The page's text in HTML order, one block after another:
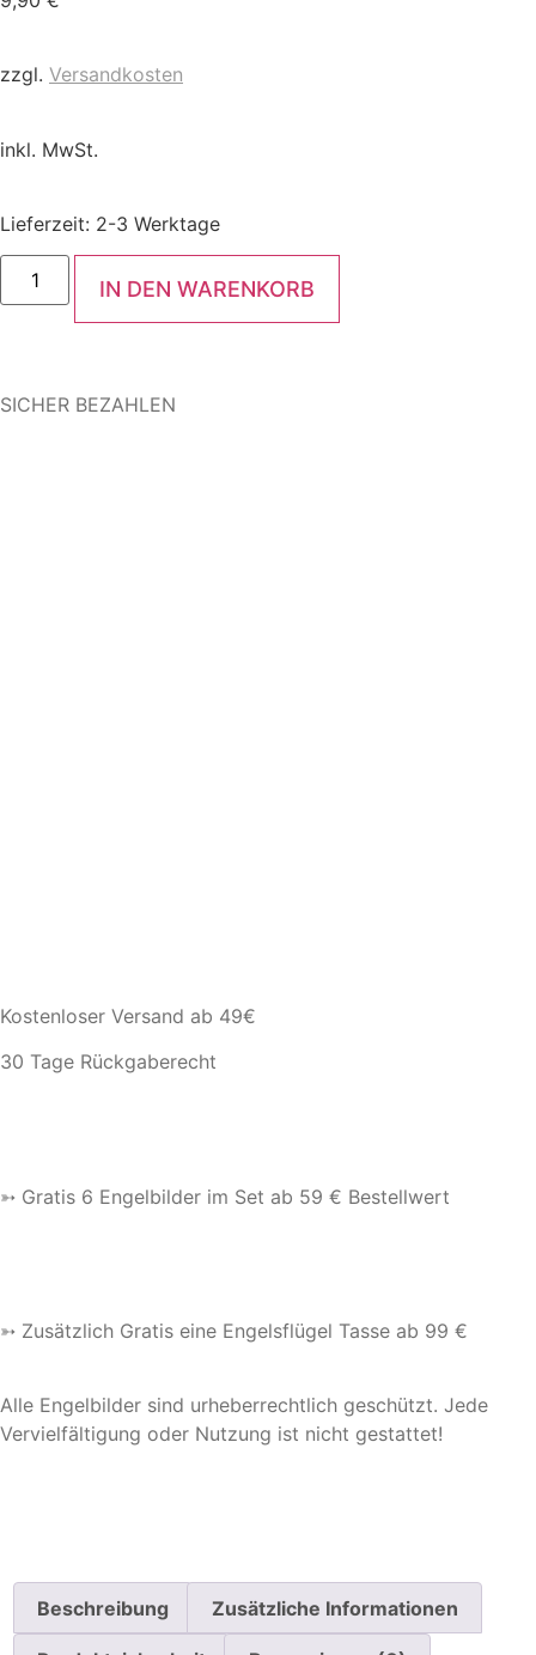
zzgl. Versandkosten
inkl. MwSt.
Lieferzeit: 2-3 Werktage
IN DEN WARENKORB
SICHER BEZAHLEN
Kostenloser Versand ab 49€
30 Tage Rückgaberecht
➳ Gratis 6 Engelbilder im Set ab 59 € Bestellwert
➳ Zusätzlich Gratis eine Engelsflügel Tasse ab 99 €
Alle Engelbilder sind urheberrechtlich geschützt. Jede
Vervielfältigung oder Nutzung ist nicht gestattet!
Beschreibung Zusätzliche Informationen